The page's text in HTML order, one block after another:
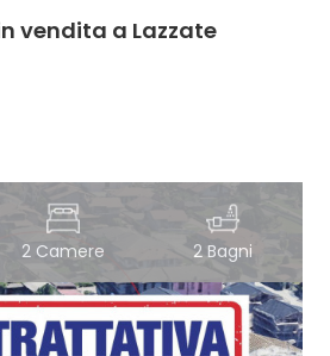
vendita a Lazzate
2 Camere 2 Bagni